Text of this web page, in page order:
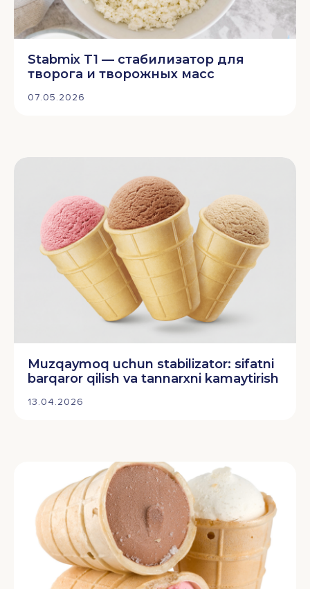
Stabmix T1 — стабилизатор для
творога и творожных масс
07.05.2026
Muzqaymoq uchun stabilizator: sifatni
barqaror qilish va tannarxni kamaytirish
13.04.2026